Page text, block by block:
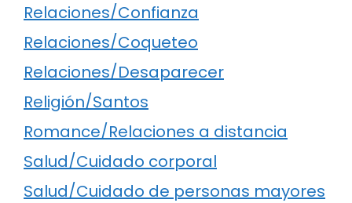
Relaciones/Confianza
Relaciones/Coqueteo
Relaciones/Desaparecer
Religión/Santos
Romance/Relaciones a distancia
Salud/Cuidado corporal
Salud/Cuidado de personas mayores